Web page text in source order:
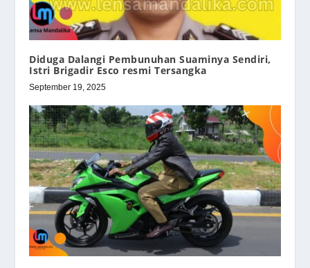
Diduga Dalangi Pembunuhan Suaminya Sendiri,
Istri Brigadir Esco resmi Tersangka
September 19, 2025